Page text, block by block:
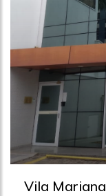
Vila Mariana